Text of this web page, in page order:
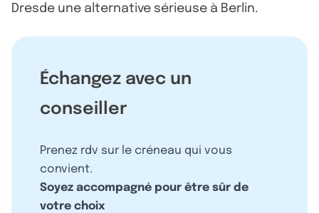
Dresde une alternative sérieuse à Berlin.
Échangez avec un
conseiller
Prenez rdv sur le créneau qui vous
convient.
Soyez accompagné pour être sûr de
votre choix